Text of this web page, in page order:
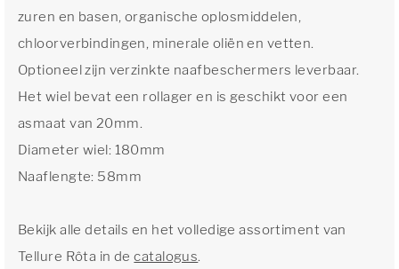
zuren en basen, organische oplosmiddelen,
chloorverbindingen, minerale oliën en vetten.
Optioneel zijn verzinkte naafbeschermers leverbaar.
Het wiel bevat een rollager en is geschikt voor een
asmaat van 20mm.
Diameter wiel: 180mm
Naaflengte: 58mm
Bekijk alle details en het volledige assortiment van
Tellure Rôta in decatalogus.